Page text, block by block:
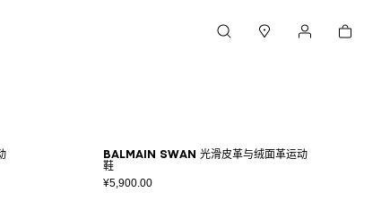
购物车
Balmain Swan 光滑皮革与绒面革运动
鞋
¥5,900.00